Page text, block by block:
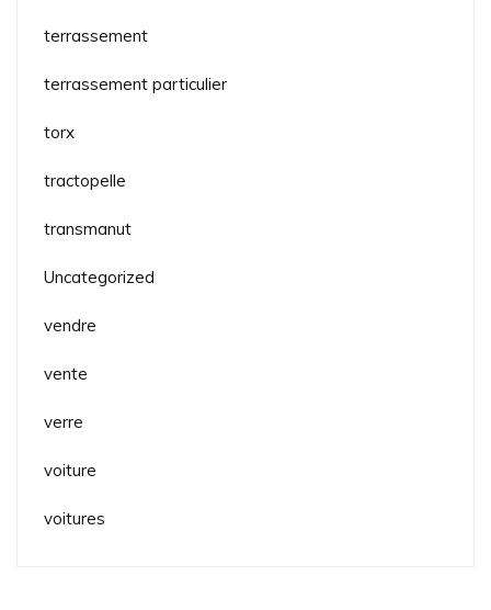
terrassement
terrassement particulier
torx
tractopelle
transmanut
Uncategorized
vendre
vente
verre
voiture
voitures